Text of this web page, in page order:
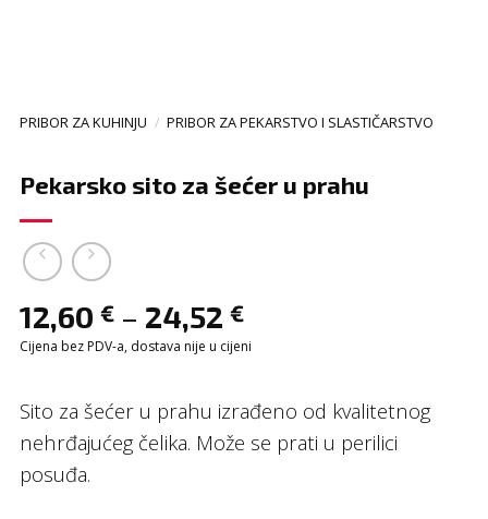
PRIBOR ZA KUHINJU / PRIBOR ZA PEKARSTVO I SLASTIČARSTVO
Pekarsko sito za šećer u prahu
12,60€ – 24,52€
Cijena bez PDV-a, dostava nije u cijeni
Sito za šećer u prahu izrađeno od kvalitetnog
nehrđajućeg čelika. Može se prati u perilici
posuđa.